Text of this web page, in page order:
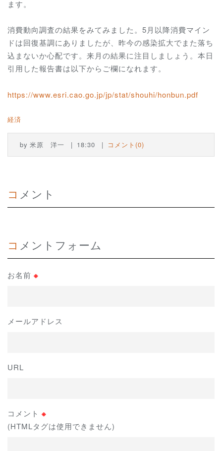
ます。
消費動向調査の結果をみてみました。5月以降消費マイン
ドは回復基調にありましたが、昨今の感染拡大でまた落ち
込まないか心配です。来月の結果に注目しましょう。本日
引用した報告書は以下からご欄になれます。
https://www.esri.cao.go.jp/jp/stat/shouhi/honbun.pdf
経済
by 米原 洋一 18:30 コメント(0)
コメント
コメントフォーム
お名前 ※
メールアドレス
URL
コメント ※
(HTMLタグは使用できません)